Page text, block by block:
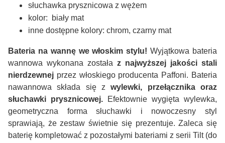
słuchawka prysznicowa z wężem
kolor: biały mat
inne dostępne kolory: chrom, czarny mat
Bateria na wannęwe włoskim stylu!Wyjątkowa bateria
wannowa wykonana została z najwyższej jakości stali
nierdzewnej przez włoskiego producenta Paffoni. Bateria
nawannowa składa się zwylewki, przełącznika oraz
słuchawki prysznicowej. Efektownie wygięta wylewka,
geometryczna forma słuchawki i nowoczesny styl
sprawiają, że zestaw świetnie się prezentuje. Zaleca się
baterię kompletować z pozostałymi bateriami z serii Tilt (do